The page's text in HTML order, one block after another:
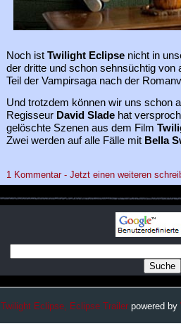
Noch ist Twilight Eclipse nicht in
der dritte und schon sehnsüchtig von
Teil der Vampirsaga nach der
Und trotzdem können wir uns schon
Regisseur David Sladehat
gelöschte Szenen aus dem Film
Zwei werden auf alle Fälle mit Bella
1 Kommentar - Jetzt einen weiteren
Twilight Eclipse, Eclipse Trailer powered by